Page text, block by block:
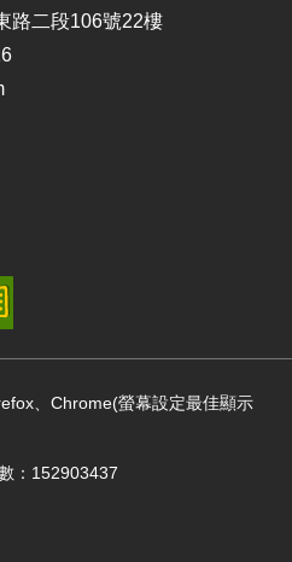
路二段106號22樓
、Chrome(螢幕設定最佳顯示
：152903437